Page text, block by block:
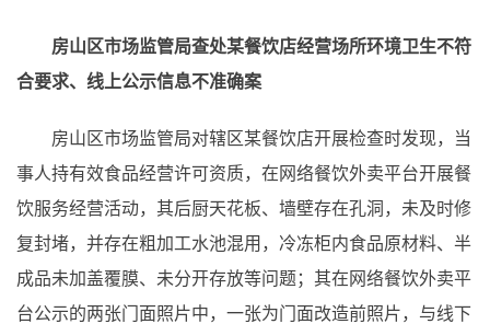
房山区市场监管局查处某餐饮店经营场所环境卫生不符
合要求、线上公示信息不准确案
房山区市场监管局对辖区某餐饮店开展检查时发现，当
事人持有效食品经营许可资质，在网络餐饮外卖平台开展餐
饮服务经营活动，其后厨天花板、墙壁存在孔洞，未及时修
复封堵，并存在粗加工水池混用，冷冻柜内食品原材料、半
成品未加盖覆膜、未分开存放等问题；其在网络餐饮外卖平
台公示的两张门面照片中，一张为门面改造前照片，与线下